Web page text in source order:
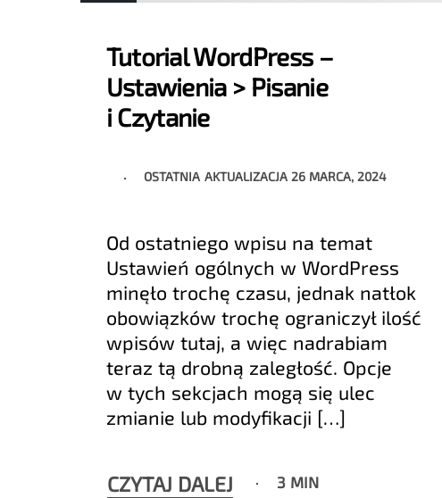
Tutorial WordPress –
Ustawienia > Pisanie
i Czytanie
OSTATNIA AKTUALIZACJA 26 MARCA, 2024
Od ostatniego wpisu na temat
Ustawień ogólnych w WordPress
minęło trochę czasu, jednak natłok
obowiązków trochę ograniczył ilość
wpisów tutaj, a więc nadrabiam
teraz tą drobną zaległość. Opcje
w tych sekcjach mogą się ulec
zmianie lub modyfikacji […]
CZYTAJ DALEJ 3 MIN